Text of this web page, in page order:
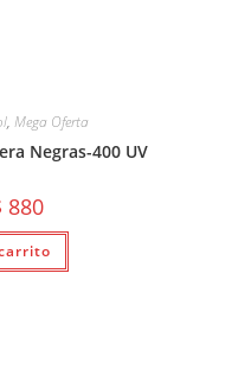
, Mega Oferta
Negras-400 UV
880El
actual
es:
$ 880.